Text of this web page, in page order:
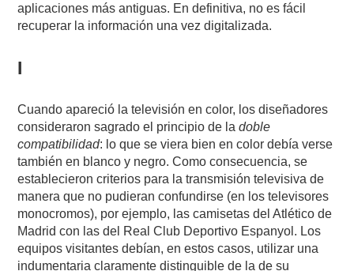
aplicaciones más antiguas. En definitiva, no es fácil
recuperar la información una vez digitalizada.
I
Cuando apareció la televisión en color, los diseñadores
consideraron sagrado el principio de ladoble
compatibilidad: lo que se viera bien en color debía verse
también en blanco y negro. Como consecuencia, se
establecieron criterios para la transmisión televisiva de
manera que no pudieran confundirse (en los televisores
monocromos), por ejemplo, las camisetas del Atlético de
Madrid con las del Real Club Deportivo Espanyol. Los
equipos visitantes debían, en estos casos, utilizar una
indumentaria claramente distinguible de la de su